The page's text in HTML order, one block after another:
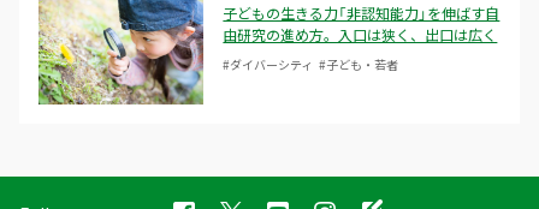
子どもの生きる力「非認知能力」を伸ばす自
由研究の進め方。入口は狭く、出口は広く
#ダイバーシティ #子ども・若者